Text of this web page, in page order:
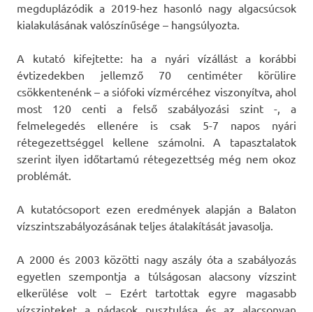
megduplázódik a 2019-hez hasonló nagy algacsúcsok
kialakulásának valószínűsége – hangsúlyozta.
A kutató kifejtette: ha a nyári vízállást a korábbi
évtizedekben jellemző 70 centiméter körülire
csökkentenénk – a siófoki vízmércéhez viszonyítva, ahol
most 120 centi a felső szabályozási szint -, a
felmelegedés ellenére is csak 5-7 napos nyári
rétegezettséggel kellene számolni. A tapasztalatok
szerint ilyen időtartamú rétegezettség még nem okoz
problémát.
A kutatócsoport ezen eredmények alapján a Balaton
vízszintszabályozásának teljes átalakítását javasolja.
A 2000 és 2003 közötti nagy aszály óta a szabályozás
egyetlen szempontja a túlságosan alacsony vízszint
elkerülése volt – Ezért tartottak egyre magasabb